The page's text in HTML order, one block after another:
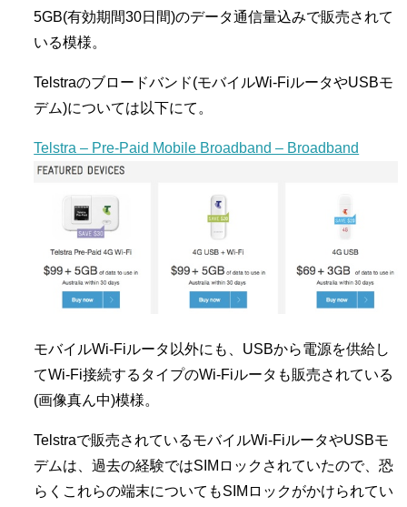
5GB(有効期間30日間)のデータ通信量込みで販売されて
いる模様。
Telstraのブロードバンド(モバイルWi-FiルータやUSBモ
デム)については以下にて。
Telstra – Pre-Paid Mobile Broadband – Broadband
モバイルWi-Fiルータ以外にも、USBから電源を供給し
てWi-Fi接続するタイプのWi-Fiルータも販売されている
(画像真ん中)模様。
Telstraで販売されているモバイルWi-FiルータやUSBモ
デムは、過去の経験ではSIMロックされていたので、恐
らくこれらの端末についてもSIMロックがかけられてい